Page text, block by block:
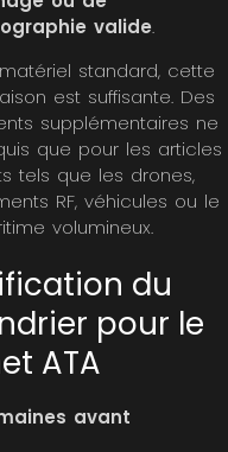
valide.
standard, cette
est suffisante. Des
supplémentaires ne
que pour les articles
tels que les drones,
RF, véhicules ou le
volumineux.
du
pour le
ATA
avant